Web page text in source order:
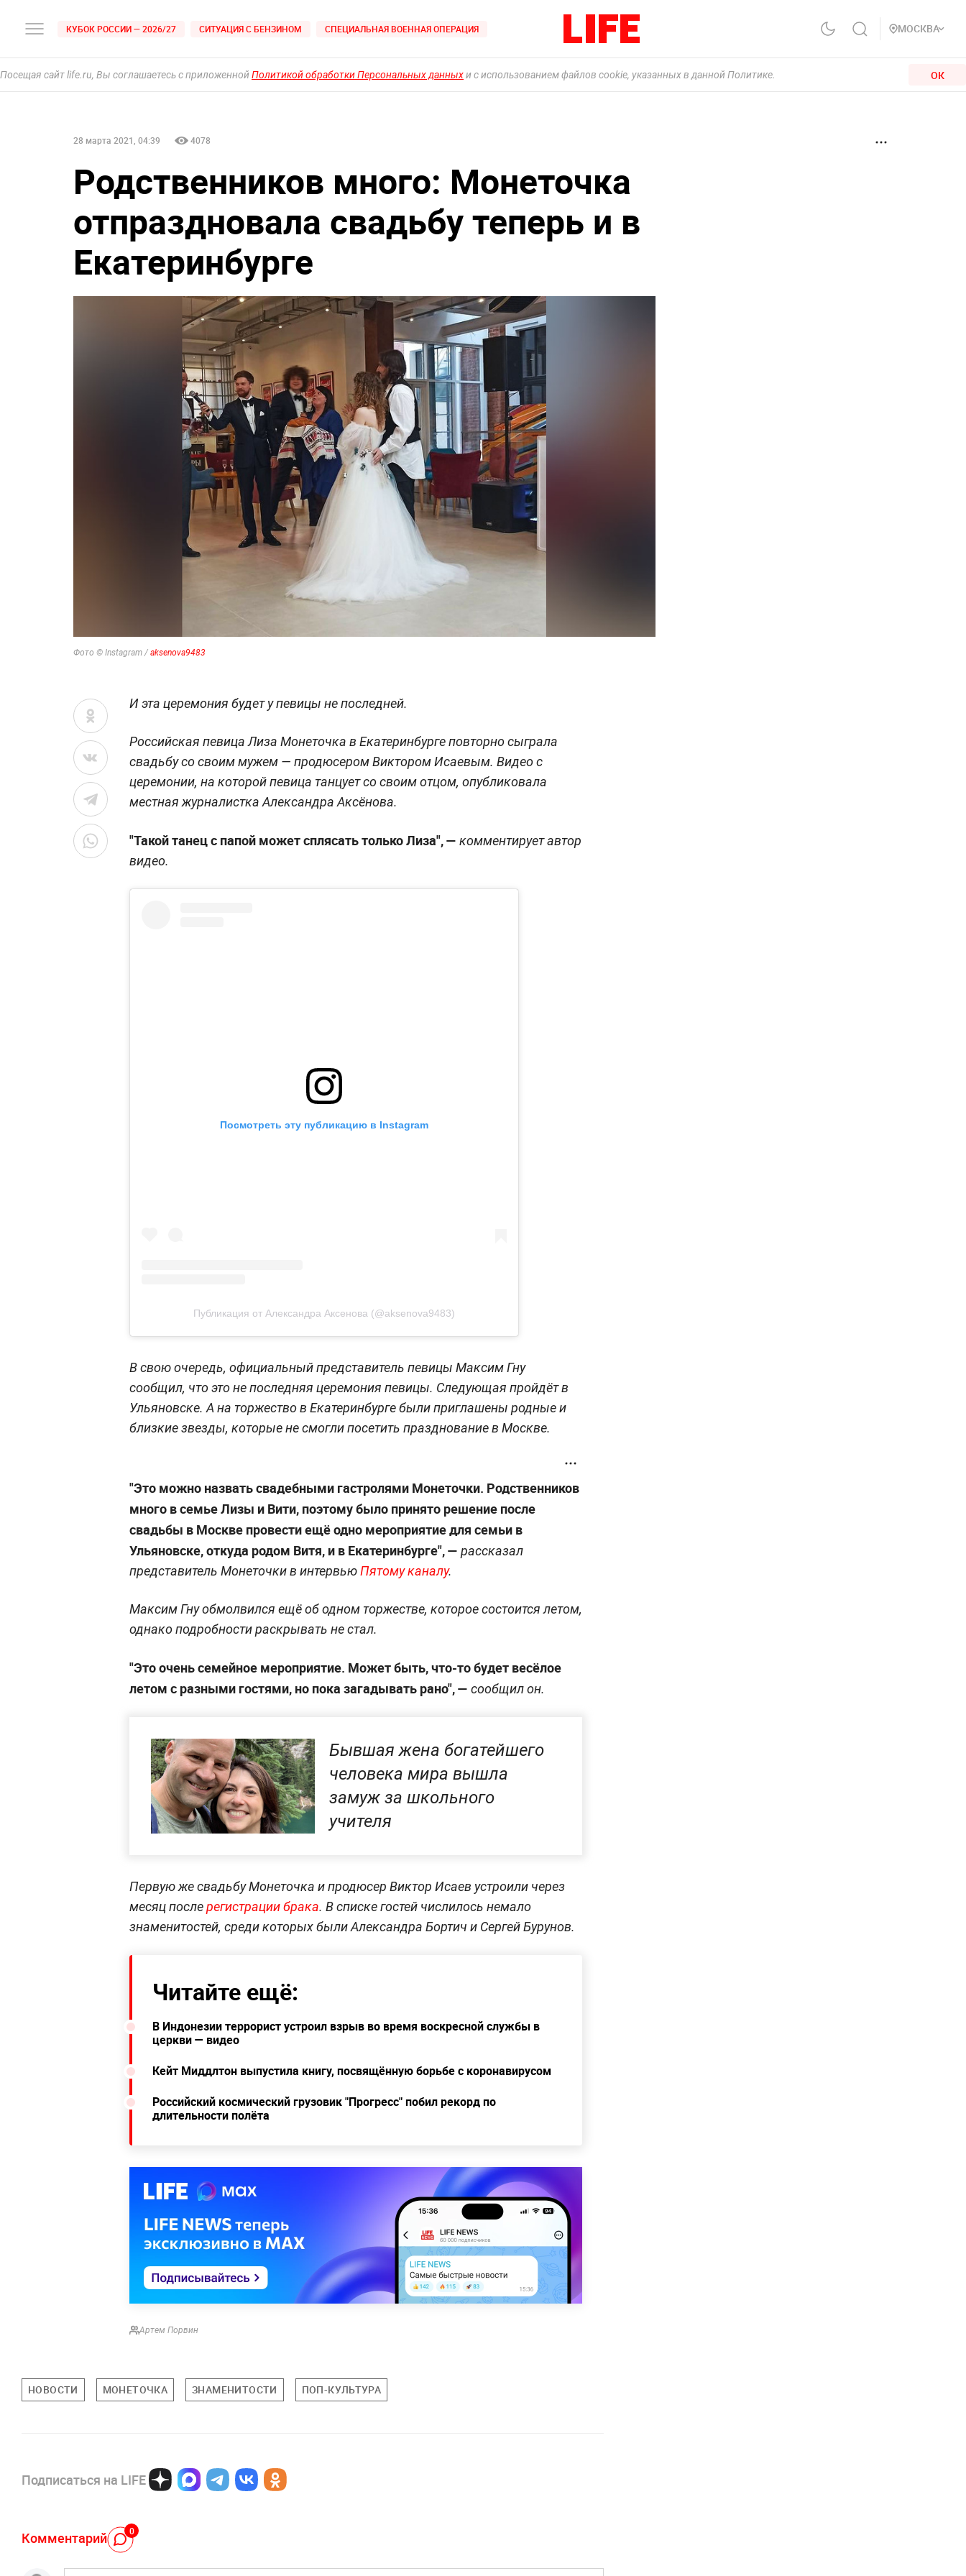
КУБОК РОССИИ — 2026/27 СИТУАЦИЯ С БЕНЗИНОМ СПЕЦИАЛЬНАЯ ВОЕННАЯ ОПЕРАЦИЯ МОСКВА
Посещая сайт life.ru, Вы соглашаетесь с приложеннойПолитикой обработки Персональных данныхи с использованием файлов cookie, указанных в данной Политике. ОК
28 марта 2021, 04:39 4078
Родственников много: Монеточка
отпраздновала свадьбу теперь и в
Екатеринбурге
Фото © Instagram / aksenova9483
И эта церемония будет у певицы не последней.
Российская певица Лиза Монеточка в Екатеринбурге повторно сыграла
свадьбу со своим мужем — продюсером Виктором Исаевым. Видео с
церемонии, на которой певица танцует со своим отцом, опубликовала
местная журналистка Александра Аксёнова.
"Такой танец с папой может сплясать только Лиза", — комментирует автор
видео.
Посмотреть эту публикацию в Instagram
Публикация от Александра Аксенова (@aksenova9483)
В свою очередь, официальный представитель певицы Максим Гну
сообщил, что это не последняя церемония певицы. Следующая пройдёт в
Ульяновске. А на торжество в Екатеринбурге были приглашены родные и
близкие звезды, которые не смогли посетить празднование в Москве.
"Это можно назвать свадебными гастролями Монеточки. Родственников
много в семье Лизы и Вити, поэтому было принято решение после
свадьбы в Москве провести ещё одно мероприятие для семьи в
Ульяновске, откуда родом Витя, и в Екатеринбурге", — рассказал
представитель Монеточки в интервьюПятому каналу.
Максим Гну обмолвился ещё об одном торжестве, которое состоится летом,
однако подробности раскрывать не стал.
"Это очень семейное мероприятие. Может быть, что-то будет весёлое
летом с разными гостями, но пока загадывать рано", — сообщил он.
Бывшая жена богатейшего
человека мира вышла
замуж за школьного
учителя
Первую же свадьбу Монеточка и продюсер Виктор Исаев устроили через
месяц послерегистрации брака. В списке гостей числилось немало
знаменитостей, среди которых были Александра Бортич и Сергей Бурунов.
Читайте ещё:
В Индонезии террорист устроил взрыв во время воскресной службы в
церкви — видео
Кейт Миддлтон выпустила книгу, посвящённую борьбе с коронавирусом
Российский космический грузовик "Прогресс" побил рекорд по
длительности полёта
Артем Порвин
НОВОСТИ МОНЕТОЧКА ЗНАМЕНИТОСТИ ПОП-КУЛЬТУРА
Подписаться на LIFE
Комментарий 0